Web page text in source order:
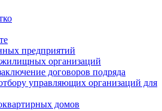
предприятий
организаций
договоров подряда
управляющих организаций для
домов